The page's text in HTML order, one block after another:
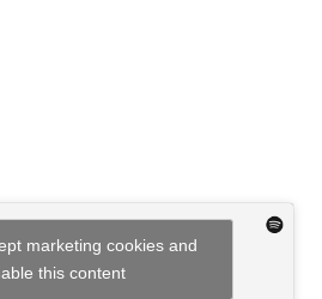
marketing cookies and
this content